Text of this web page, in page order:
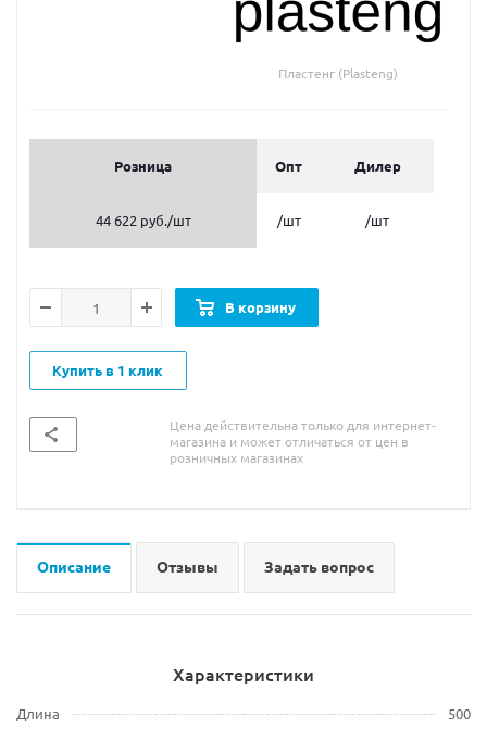
Пластенг (Plasteng)
Розница Опт Дилер
44 622 руб./шт /шт /шт
В корзину
Купить в 1 клик
Цена действительна только для интернет-
магазина и может отличаться от цен в
розничных магазинах
Описание Отзывы Задать вопрос
Характеристики
Длина
500